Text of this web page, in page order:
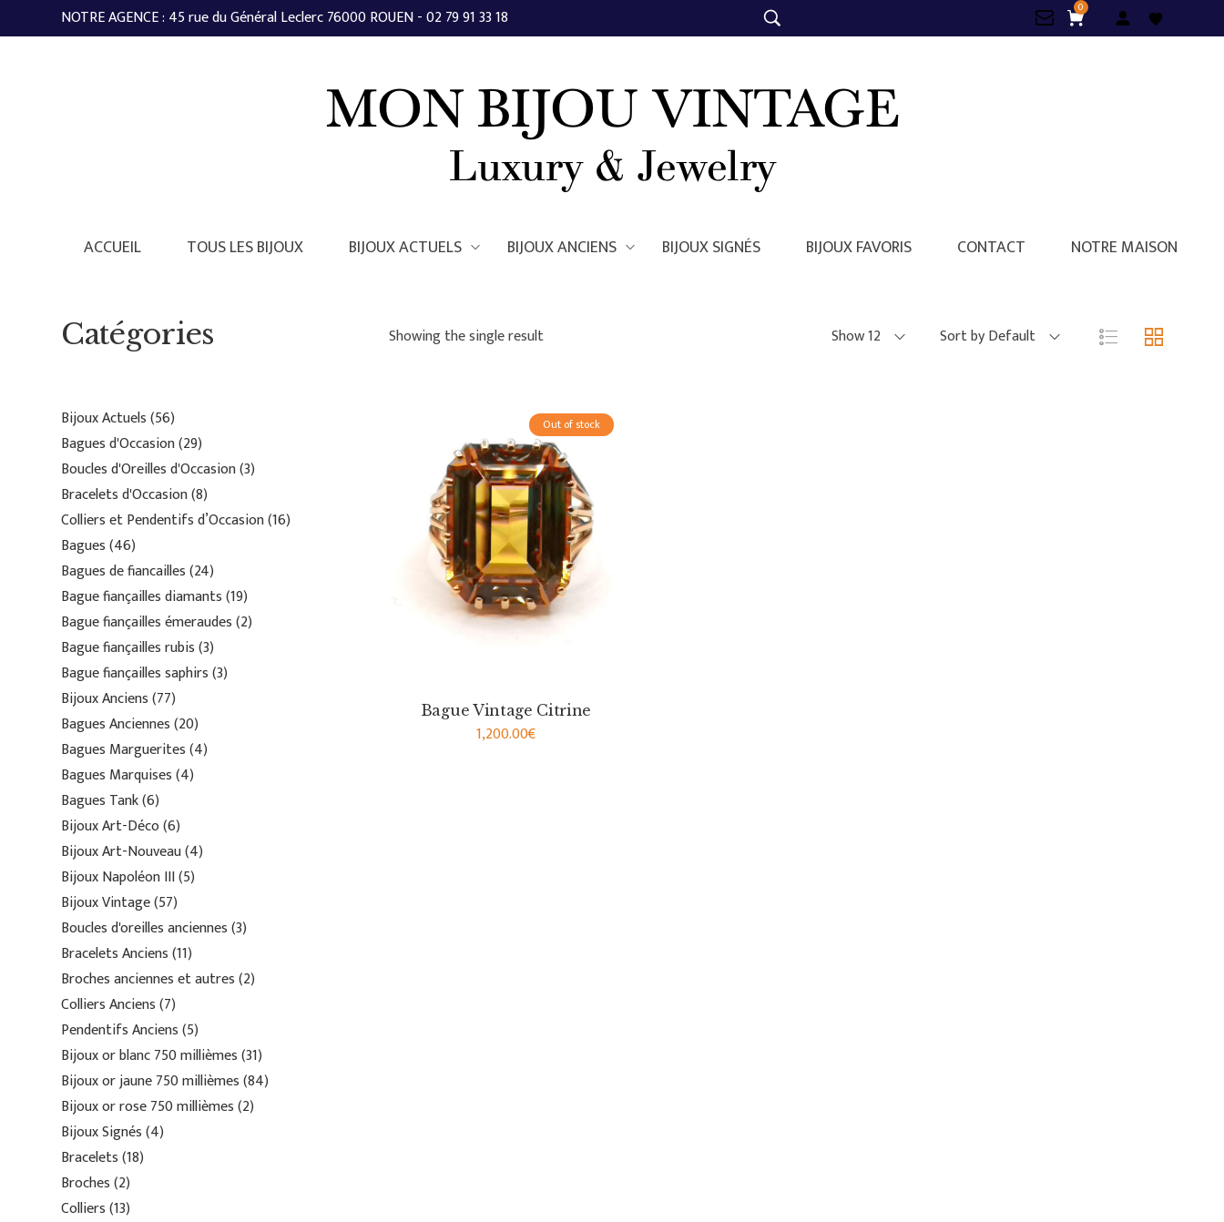
NOTRE AGENCE : 45 rue du Général Leclerc 76000 ROUEN - 02 79 91 33 18 0
ACCUEIL TOUS LES BIJOUX BIJOUX ACTUELS BIJOUX ANCIENS BIJOUX SIGNÉS BIJOUX FAVORIS CONTACT NOTRE MAISON
Catégories
Bijoux Actuels 56
Bagues d'Occasion 29
Boucles d'Oreilles d'Occasion 3
Bracelets d'Occasion 8
Colliers et Pendentifs d’Occasion 16
Bagues 46
Bagues de fiancailles 24
Bague fiançailles diamants 19
Bague fiançailles émeraudes 2
Bague fiançailles rubis 3
Bague fiançailles saphirs 3
Bijoux Anciens 77
Bagues Anciennes 20
Bagues Marguerites 4
Bagues Marquises 4
Bagues Tank 6
Bijoux Art-Déco 6
Bijoux Art-Nouveau 4
Bijoux Napoléon III 5
Bijoux Vintage 57
Boucles d'oreilles anciennes 3
Bracelets Anciens 11
Broches anciennes et autres 2
Colliers Anciens 7
Pendentifs Anciens 5
Bijoux or blanc 750 millièmes 31
Bijoux or jaune 750 millièmes 84
Bijoux or rose 750 millièmes 2
Bijoux Signés 4
Bracelets 18
Broches 2
Colliers 13
Showing the single result Show 12 Sort by Default
Out of stock
Bague Vintage Citrine
1,200.00€